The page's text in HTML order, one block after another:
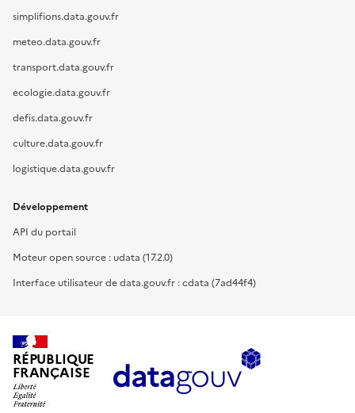
simplifions.data.gouv.fr
meteo.data.gouv.fr
transport.data.gouv.fr
ecologie.data.gouv.fr
defis.data.gouv.fr
culture.data.gouv.fr
logistique.data.gouv.fr
Développement
API du portail
Moteur open source : udata (17.2.0)
Interface utilisateur de data.gouv.fr : cdata (7ad44f4)
RÉPUBLIQUE
FRANÇAISE